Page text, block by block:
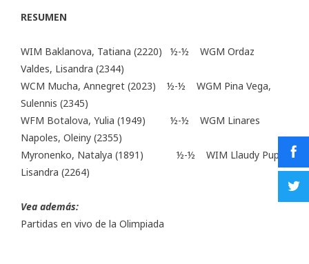
RESUMEN
WIM Baklanova, Tatiana (2220) ½-½ WGM Ordaz
Valdes, Lisandra (2344)
WCM Mucha, Annegret (2023) ½-½ WGM Pina Vega,
Sulennis (2345)
WFM Botalova, Yulia (1949) ½-½ WGM Linares
Napoles, Oleiny (2355)
Myronenko, Natalya (1891) ½-½ WIM Llaudy Pupo,
Lisandra (2264)
Vea además:
Partidas en vivo de la Olimpiada